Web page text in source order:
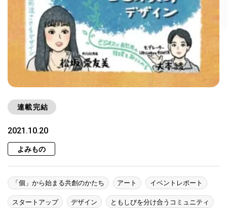
連載完結
2021.10.20
よみもの
「個」から始まる共創のかたち アート イベントレポート
スタートアップ デザイン ともしびを分け合うコミュニティ